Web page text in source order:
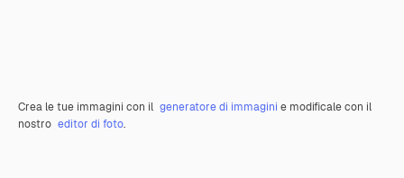
Crea le tue immagini con il generatore di immagini e modificale con il
nostro editor di foto.